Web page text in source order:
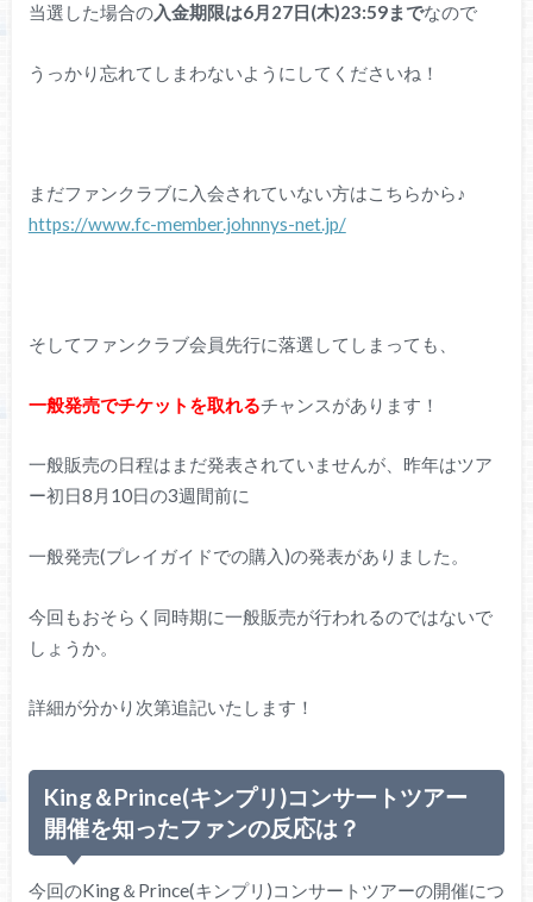
当選した場合の入金期限は6月27日(木)23:59までなので
うっかり忘れてしまわないようにしてくださいね！
まだファンクラブに入会されていない方はこちらから♪
https://www.fc-member.johnnys-net.jp/
そしてファンクラブ会員先行に落選してしまっても、
一般発売でチケットを取れるチャンスがあります！
一般販売の日程はまだ発表されていませんが、昨年はツア
ー初日8月10日の3週間前に
一般発売(プレイガイドでの購入)の発表がありました。
今回もおそらく同時期に一般販売が行われるのではないで
しょうか。
詳細が分かり次第追記いたします！
King＆Prince(キンプリ)コンサートツアー
開催を知ったファンの反応は？
今回のKing＆Prince(キンプリ)コンサートツアーの開催につ